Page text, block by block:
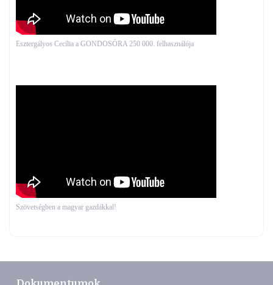
Esztergályos Cecília a GONDOSÓRA 250 000. felhasználója
Szövetségben a magyar gazdákkal!